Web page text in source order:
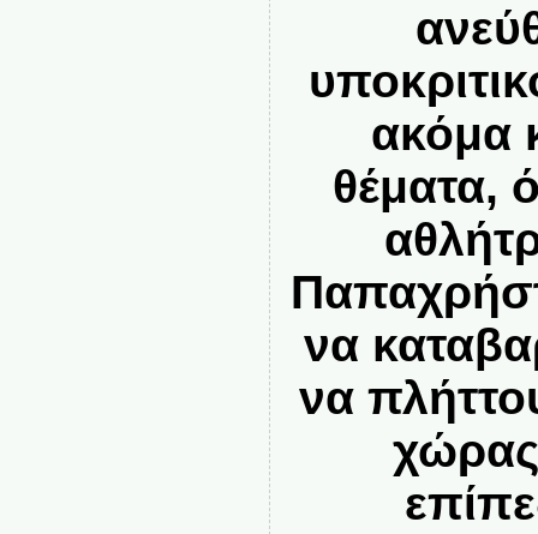
ακόμα
θέματα,
να
να
χώρας